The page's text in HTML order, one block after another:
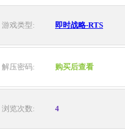
游戏类型: 即时战略-RTS
解压密码: 购买后查看
浏览次数: 4